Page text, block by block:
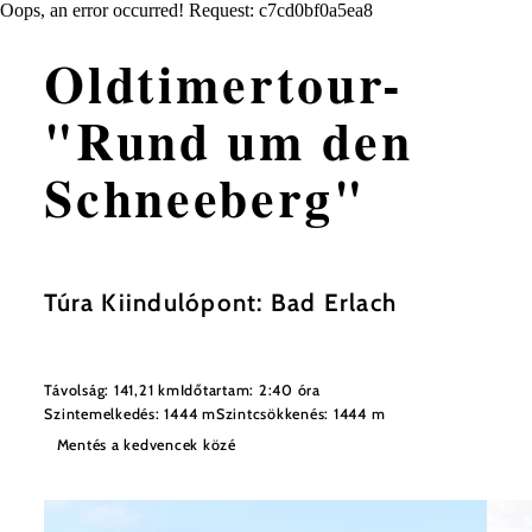
Oops, an error occurred! Request: c7cd0bf0a5ea8
Oldtimertour-
"Rund um den
Schneeberg"
Túra Kiindulópont: Bad Erlach
Távolság: 141,21 kmIdőtartam: 2:40 óra
Szintemelkedés: 1444 mSzintcsökkenés: 1444 m
Mentés a kedvencek közé